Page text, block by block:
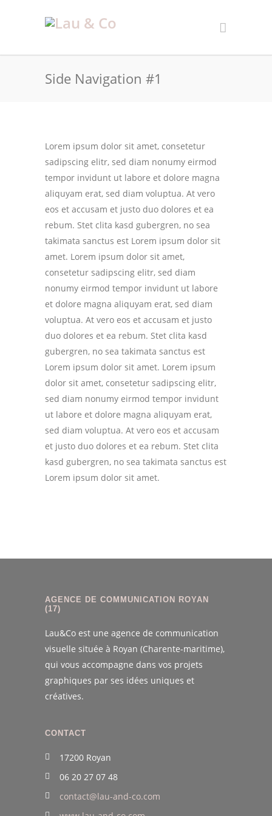
Side Navigation #1
Lorem ipsum dolor sit amet, consetetur
sadipscing elitr, sed diam nonumy eirmod
tempor invidunt ut labore et dolore magna
aliquyam erat, sed diam voluptua. At vero
eos et accusam et justo duo dolores et ea
rebum. Stet clita kasd gubergren, no sea
takimata sanctus est Lorem ipsum dolor sit
amet. Lorem ipsum dolor sit amet,
consetetur sadipscing elitr, sed diam
nonumy eirmod tempor invidunt ut labore
et dolore magna aliquyam erat, sed diam
voluptua. At vero eos et accusam et justo
duo dolores et ea rebum. Stet clita kasd
gubergren, no sea takimata sanctus est
Lorem ipsum dolor sit amet. Lorem ipsum
dolor sit amet, consetetur sadipscing elitr,
sed diam nonumy eirmod tempor invidunt
ut labore et dolore magna aliquyam erat,
sed diam voluptua. At vero eos et accusam
et justo duo dolores et ea rebum. Stet clita
kasd gubergren, no sea takimata sanctus est
Lorem ipsum dolor sit amet.
AGENCE DE COMMUNICATION ROYAN
(17)
Lau&Co est une agence de communication
visuelle située à Royan (Charente-maritime),
qui vous accompagne dans vos projets
graphiques par ses idées uniques et
créatives.
CONTACT
17200 Royan
06 20 27 07 48
contact@lau-and-co.com